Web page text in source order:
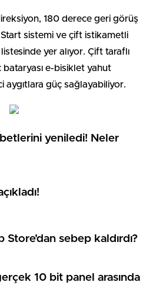
direksiyon, 180 derece geri görüş
Start sistemi ve çift istikametli
yer alıyor. Çift taraflı
e-bisiklet yahut
aygıtlara güç sağlayabiliyor.
yeniledi! Neler
Store’dan sebep kaldırdı?
10 bit panel arasında